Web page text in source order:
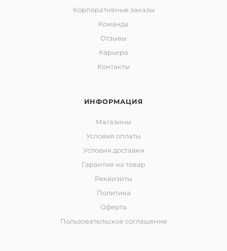
Корпоративные заказы
Команда
Отзывы
Карьера
Контакты
ИНФОРМАЦИЯ
Магазины
Условия оплаты
Условия доставки
Гарантия на товар
Реквизиты
Политика
Оферта
Пользовательское соглашение